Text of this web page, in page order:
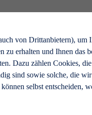
von Drittanbietern), um
zu erhalten und Ihnen das
Dazu zählen Cookies,
sind sowie solche, die
selbst entscheiden,